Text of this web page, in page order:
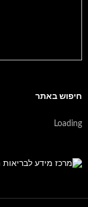
חיפוש באתר
Loading